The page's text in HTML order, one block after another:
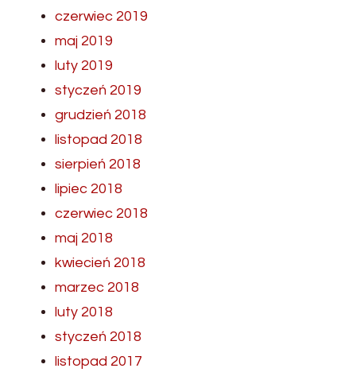
czerwiec 2019
maj 2019
luty 2019
styczeń 2019
grudzień 2018
listopad 2018
sierpień 2018
lipiec 2018
czerwiec 2018
maj 2018
kwiecień 2018
marzec 2018
luty 2018
styczeń 2018
listopad 2017